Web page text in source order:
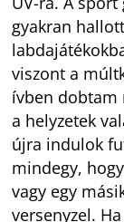
gyakran
viszont a
ívben dobtam
a helyzetek
újra indulok
mindegy,
vagy egy
versenyzel.